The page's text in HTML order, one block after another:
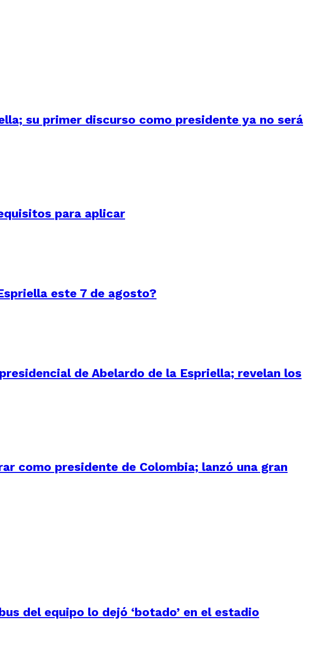
su primer discurso como presidente ya no será
para aplicar
este 7 de agosto?
de Abelardo de la Espriella; revelan los
como presidente de Colombia; lanzó una gran
del equipo lo dejó ‘botado’ en el estadio